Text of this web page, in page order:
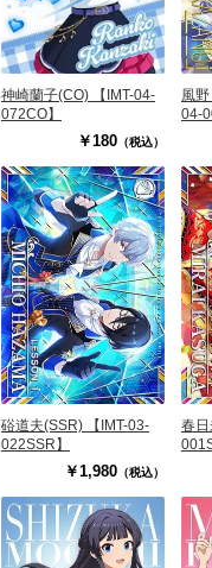
神崎蘭子(CO) 【IMT-04-
072CO】
￥180 （税込）
風
04-
硲道夫(SSR) 【IMT-03-
022SSR】
￥1,980 （税込）
春